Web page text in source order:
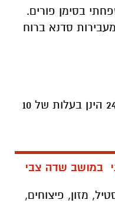
בסימן פורים.
סדנא ברוח
הסדנאות ביום שישי ה-24.2 הינן בעלות של 10
במושב שדה צבי
מזון, פיצוחים,